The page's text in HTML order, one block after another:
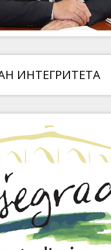
ИНТЕГРИТЕТА